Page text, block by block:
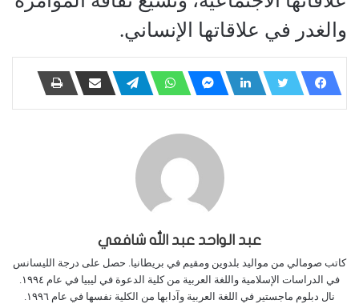
والغدر في علاقاتها الإنساني.
عبد الواحد عبد الله شافعي
كاتب صومالي من مواليد بلدوين ومقيم في بريطانيا. حصل على درجة الليسانس